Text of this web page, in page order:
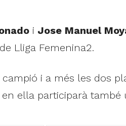
i Jose Manuel
Lliga Femenina2.
i a més les dos
ella participarà